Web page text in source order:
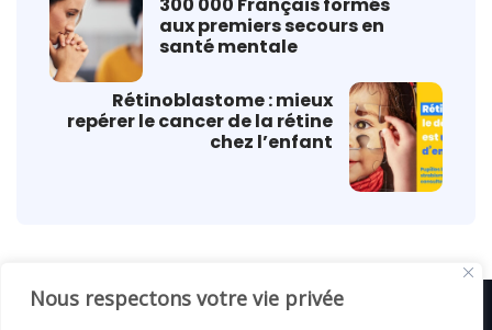
Nous respectons votre vie privée
aux premiers secours en
santé mentale
Rétinoblastome : mieux
repérer le cancer de la rétine
chez l’enfant